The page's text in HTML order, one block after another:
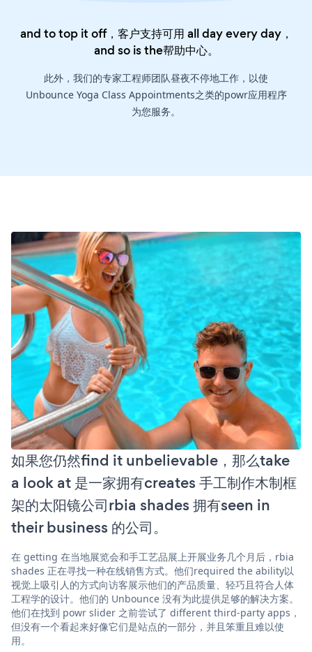
and to top it off，客户支持可用 all day every day，
and so is the帮助中心。
此外，我们的专家工程师团队昼夜不停地工作，以使
Unbounce Yoga Class Appointments之类的powr应用程序
为您服务。
如果您仍然find it unbelievable，那么take
a look at 是一家拥有creates 手工制作木制框
架的太阳镜公司rbia shades 拥有seen in
their business 的公司。
在 getting 在当地展览会和手工艺品展上开展业务几个月后，rbia
shades 正在寻找一种在线销售方式。他们required the ability以
视觉上吸引人的方式向访客展示他们的产品质量、轻巧且符合人体
工程学的设计。他们的 Unbounce 没有为此提供足够的解决方案。
他们在找到 powr slider 之前尝试了 different third-party apps，
但没有一个看起来好像它们是站点的一部分，并且笨重且难以使
用。